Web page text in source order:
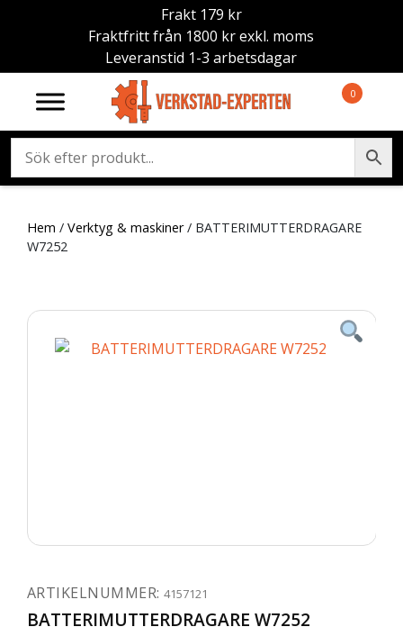
Frakt 179 kr
Fraktfritt från 1800 kr exkl. moms
Leveranstid 1-3 arbetsdagar
0
Hem / Verktyg & maskiner/ BATTERIMUTTERDRAGARE
W7252
ARTIKELNUMMER:4157121
BATTERIMUTTERDRAGARE W7252